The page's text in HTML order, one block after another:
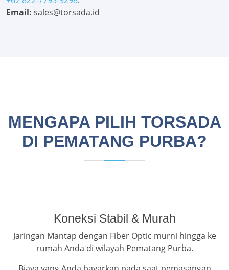
Email: sales@torsada.id
MENGAPA PILIH TORSADA
DI PEMATANG PURBA?
Koneksi Stabil & Murah
Jaringan Mantap dengan Fiber Optic murni hingga ke
rumah Anda di wilayah Pematang Purba.